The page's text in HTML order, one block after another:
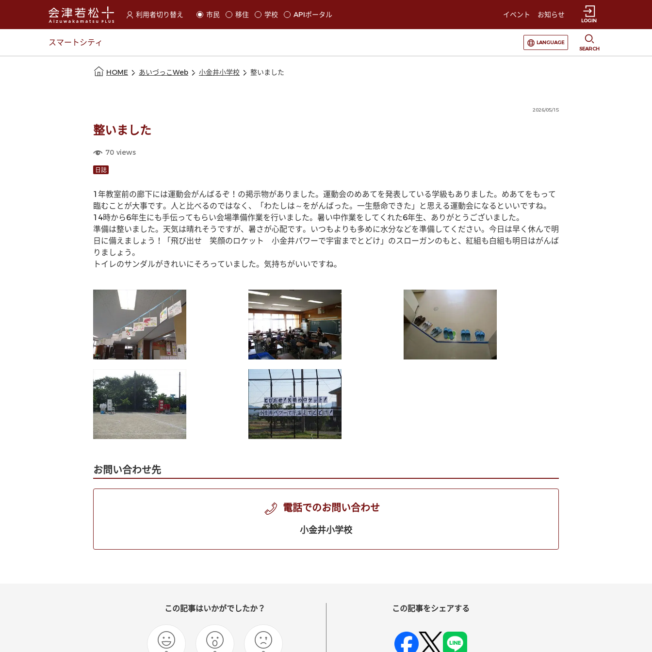
利用者切り替え
選択すると利用者の切替が発生します
市民 移住 学校 APIポータル イベント お知らせ
LOGIN
スマートシティ
選択すると言語の切替が発生します
LANGUAGE
SEARCH
HOME あいづっこWeb 小金井小学校 整いました
2026/05/15
整いました
70 views
日誌
1年教室前の廊下には運動会がんばるぞ！の掲示物がありました。運動会のめあてを発表している学級もありました。めあてをもって
臨むことが大事です。人と比べるのではなく、「わたしは～をがんばった。一生懸命できた」と思える運動会になるといいですね。
14時から6年生にも手伝ってもらい会場準備作業を行いました。暑い中作業をしてくれた6年生、ありがとうございました。
準備は整いました。天気は晴れそうですが、暑さが心配です。いつもよりも多めに水分などを準備してください。今日は早く休んで明
日に備えましょう！「飛び出せ　笑顔のロケット　小金井パワーで宇宙までとどけ」のスローガンのもと、紅組も白組も明日はがんば
りましょう。
トイレのサンダルがきれいにそろっていました。気持ちがいいですね。
お問い合わせ先
電話でのお問い合わせ
小金井小学校
この記事はいかがでしたか？ この記事をシェアする